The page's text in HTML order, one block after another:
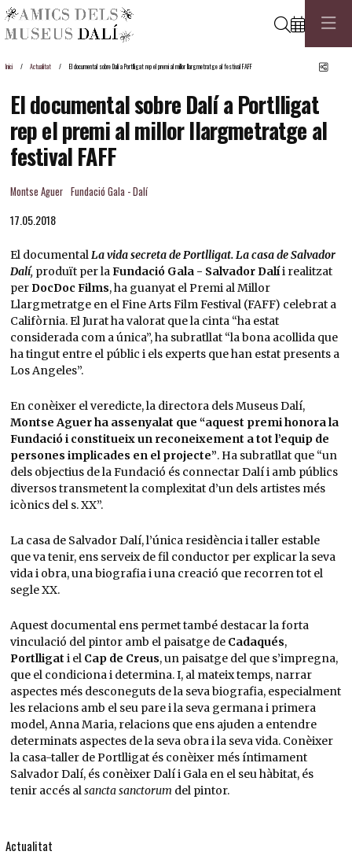
Cerca
Inici Actualitat El documental sobre Dalí a Portlligat rep el premi al millor llargmetratge al festival FAFF
El documental sobre Dalí a Portlligat
rep el premi al millor llargmetratge al
festival FAFF
Montse Aguer Fundació Gala - Dalí
17.05.2018
El documentalLa vida secreta de Portlligat. La casa de Salvador
Dalí, produït per laFundació Gala - Salvador Dalíi realitzat
perDocDoc Films, ha guanyat el Premi al Millor
Llargmetratge en el Fine Arts Film Festival (FAFF) celebrat a
Califòrnia. El Jurat ha valorat que la cinta “ha estat
considerada com a única”, ha subratllat “la bona acollida que
ha tingut entre el públic i els experts que han estat presents a
Los Angeles”.
En conèixer el veredicte, la directora dels Museus Dalí,
Montse Aguer ha assenyalat que “aquest premi honora la
Fundació i constitueix un reconeixement a tot l’equip de
persones implicades en el projecte”. Ha subratllat que “un
dels objectius de la Fundació és connectar Dalí i amb públics
diversos transmetent la complexitat d’un dels artistes més
icònics del s. XX”.
La casa de Salvador Dalí, l’única residència i taller estable
que va tenir, ens serveix de fil conductor per explicar la seva
vida i obra, una biografia i una creació que recorren tot el
segle XX.
Aquest documental ens permet també destacar la forta
vinculació del pintor amb el paisatge de Cadaqués,
Portlligat i el Cap de Creus, un paisatge del que s’impregna,
que el condiciona i determina. I, al mateix temps, narrar
aspectes més desconeguts de la seva biografia, especialment
les relacions amb el seu pare i la seva germana i primera
model, Anna Maria, relacions que ens ajuden a entendre
determinats aspectes de la seva obra i la seva vida. Conèixer
la casa-taller de Portlligat és conèixer més íntimament
Salvador Dalí, és conèixer Dalí i Gala en el seu hàbitat, és
tenir accés alsancta sanctorum del pintor.
Actualitat